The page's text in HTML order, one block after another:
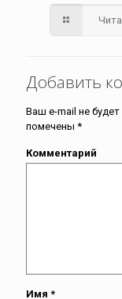
Добавить
Ваш e-mail не
помечены *
Комментарий
Имя *